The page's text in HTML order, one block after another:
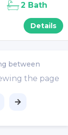
Details
2 Bath
between
the page